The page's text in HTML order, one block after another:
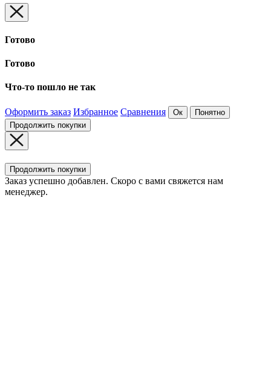
Готово
Готово
Что-то пошло не так
Оформить заказ Избранное Сравнения Ок
Понятно
Продолжить покупки
Продолжить покупки
Заказ успешно добавлен. Скоро с вами свяжется нам
менеджер.